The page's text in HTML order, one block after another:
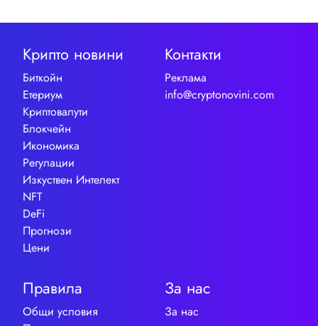
Крипто новини
Биткойн
Етериум
Криптовалути
Блокчейн
Икономика
Регулации
Изкуствен Интелект
NFT
DeFi
Прогнози
Цени
Контакти
Реклама
info@cryptonovini.com
Правила
Общи условия
За нас
За нас